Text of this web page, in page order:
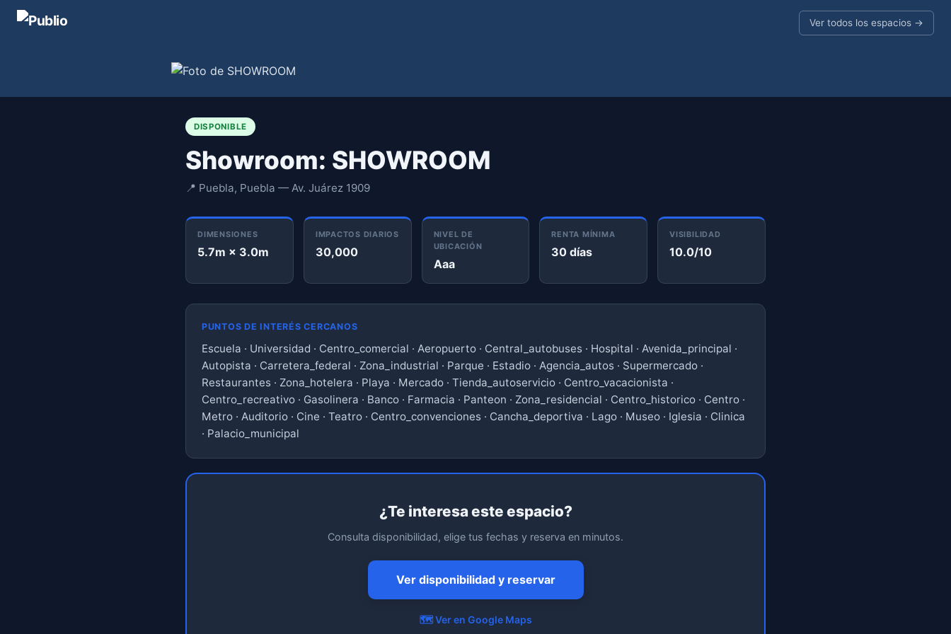
Ver todos los espacios →
DISPONIBLE
Showroom: SHOWROOM
📍 Puebla, Puebla — Av. Juárez 1909
DIMENSIONES
5.7m × 3.0m
IMPACTOS DIARIOS
30,000
NIVEL DE
UBICACIÓN
Aaa
RENTA MÍNIMA
30 días
VISIBILIDAD
10.0/10
PUNTOS DE INTERÉS CERCANOS
Escuela · Universidad · Centro_comercial · Aeropuerto · Central_autobuses · Hospital · Avenida_principal ·
Autopista · Carretera_federal · Zona_industrial · Parque · Estadio · Agencia_autos · Supermercado ·
Restaurantes · Zona_hotelera · Playa · Mercado · Tienda_autoservicio · Centro_vacacionista ·
Centro_recreativo · Gasolinera · Banco · Farmacia · Panteon · Zona_residencial · Centro_historico · Centro ·
Metro · Auditorio · Cine · Teatro · Centro_convenciones · Cancha_deportiva · Lago · Museo · Iglesia · Clinica
· Palacio_municipal
¿Te interesa este espacio?
Consulta disponibilidad, elige tus fechas y reserva en minutos.
Ver disponibilidad y reservar
🗺️ Ver en Google Maps